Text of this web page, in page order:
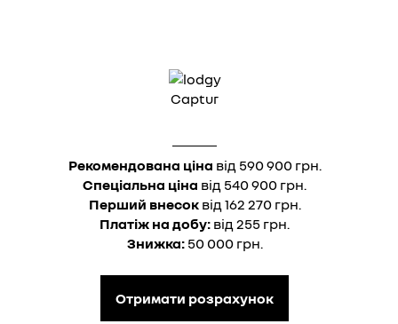
Captur
Рекомендована ціна від 590 900 грн.
Спеціальна ціна від 540 900 грн.
Перший внесоквід 162 270 грн.
Платіж на добу: від 255 грн.
Знижка:50 000 грн.
Отримати розрахунок